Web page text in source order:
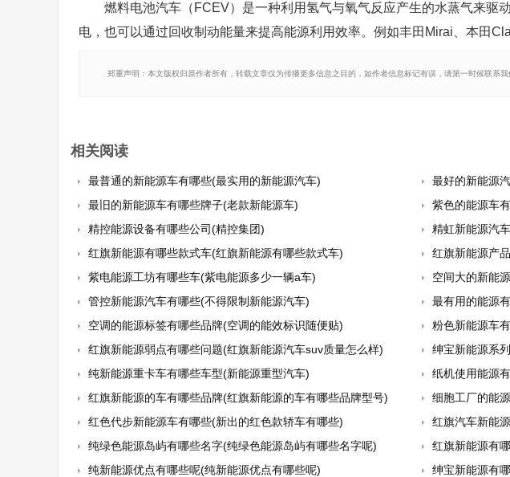
燃料电池汽车（FCEV）是一种利用氢气与氧气反应产生的水蒸气来驱
电，也可以通过回收制动能量来提高能源利用效率。例如丰田Mirai、本田
郑重声明：本文版权归原作者所有，转载文章仅为传播更多信息之目的，如作者信息标记有误，请第一时候联系我
相关阅读
最普通的新能源车有哪些(最实用的新能源汽车)
最好的新能源
最旧的新能源车有哪些牌子(老款新能源车)
紫色的能源车
精控能源设备有哪些公司(精控集团)
精虹新能源汽
红旗新能源有哪些款式车(红旗新能源有哪些款式车)
红旗新能源产
紫电能源工坊有哪些车(紫电能源多少一辆a车)
空间大的新能
管控新能源汽车有哪些(不得限制新能源汽车)
最有用的能源
空调的能源标签有哪些品牌(空调的能效标识随便贴)
粉色新能源车
红旗新能源弱点有哪些问题(红旗新能源汽车suv质量怎么样)
绅宝新能源系
纯新能源重卡车有哪些车型(新能源重型汽车)
纸机使用能源
红旗新能源的车有哪些品牌(红旗新能源的车有哪些品牌型号)
细胞工厂的能
红色代步新能源车有哪些(新出的红色款轿车有哪些)
红旗汽车新能
纯绿色能源岛屿有哪些名字(纯绿色能源岛屿有哪些名字呢)
红旗新能源有
纯新能源优点有哪些呢(纯新能源优点有哪些呢)
绅宝新能源有